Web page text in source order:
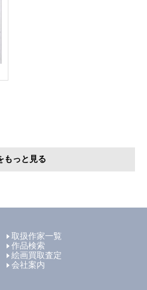
もっと見る
取扱作家一覧
作品検索
絵画買取査定
会社案内